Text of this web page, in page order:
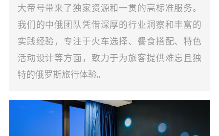
大帝号带来了独家资源和一贯的高标准服务。
我们的中俄团队凭借深厚的行业洞察和丰富的
实践经验，专注于火车选择、餐食搭配、特色
活动设计等方面，致力于为旅客提供难忘且独
特的俄罗斯旅行体验。